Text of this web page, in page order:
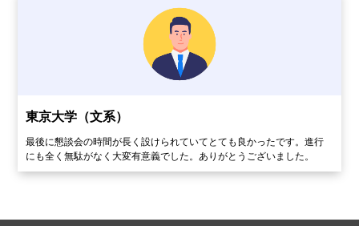
東京大学（文系）
最後に懇談会の時間が長く設けられていてとても良かったです。進行
にも全く無駄がなく大変有意義でした。ありがとうございました。